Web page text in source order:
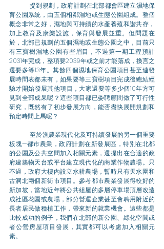
	提到規劃，政府計劃在北部都會區建立濕地保
育公園系統，由五個相鄰濕地或生態公園組成。整個
概念非常之好，濕地與可持續的水產養殖和諧共存，
加上教育及康樂設施，保育與發展並重。但問題在
於，北部已規劃的五個濕地或生態公園之中，目前只
有三寶樹濕地公園有些眉目，不過第一期工程預計
2031年完成，整項要2039年或之前才能落成，換言之
還要多等13年。其餘四個濕地保育公園項目甚至連發
展時間表都未有，如果要等三寶樹項目完成後總結經
驗才開始發展其他項目，大家還要等多少個10年方可
見到全部成果呢？這些項目都已委聘顧問做了可行性
研究，既然有了初步發展方向，能否盡快展開規劃和
預定時間上馬呢？
	至於漁農業現代化及可持續發展的另一個重要
板塊—都市農業，政府計劃在新發展區，特別在北都
的公園及公共空間加入相關元素，還提出在合適的政
府建築物天台或平台建立現代化的商業作物農場。只
不過，政府大樓內設立水耕農場，暫時只有天水圍和
古洞北兩個新街市項目。參考都市農業發展得較好的
新加坡，當地近年將公共組屋的多層停車場頂層改造
成社區花園或農場，部分營運企業甚至會聘用附近的
長者居民做種植工作，帶來新的就業機會。這些都是
比較成功的例子，我們在北部的新公園、綠化空間或
者公營房屋項目發展，其實都可以考慮加入相關元
素。